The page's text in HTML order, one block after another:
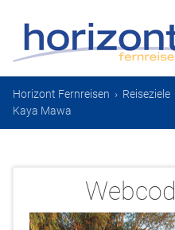
Horizont Fernreisen › Reiseziele
Kaya Mawa